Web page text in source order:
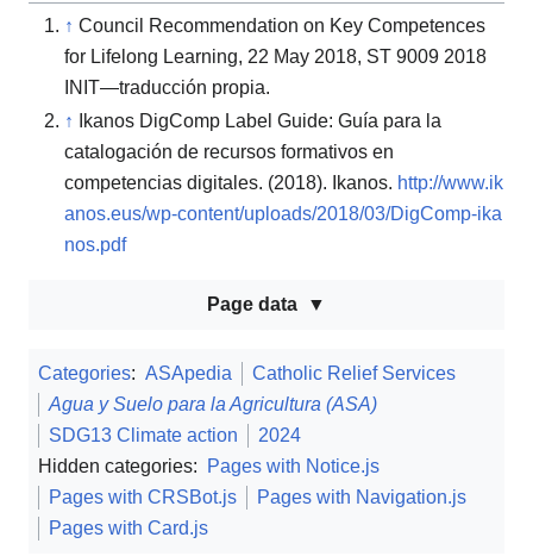
↑ Council Recommendation on Key Competences
for Lifelong Learning, 22 May 2018, ST 9009 2018
INIT—traducción propia.
↑
Ikanos DigComp Label Guide: Guía para la
catalogación de recursos formativos en
competencias digitales. (2018). Ikanos. http://www.ik
anos.eus/wp-content/uploads/2018/03/DigComp-ika
nos.pdf
Page data
Categories: ASApedia
Catholic Relief Services
Agua y Suelo para la Agricultura (ASA)
SDG13 Climate action
2024
Hidden categories:
Pages with Notice.js
Pages with CRSBot.js
Pages with Navigation.js
Pages with Card.js